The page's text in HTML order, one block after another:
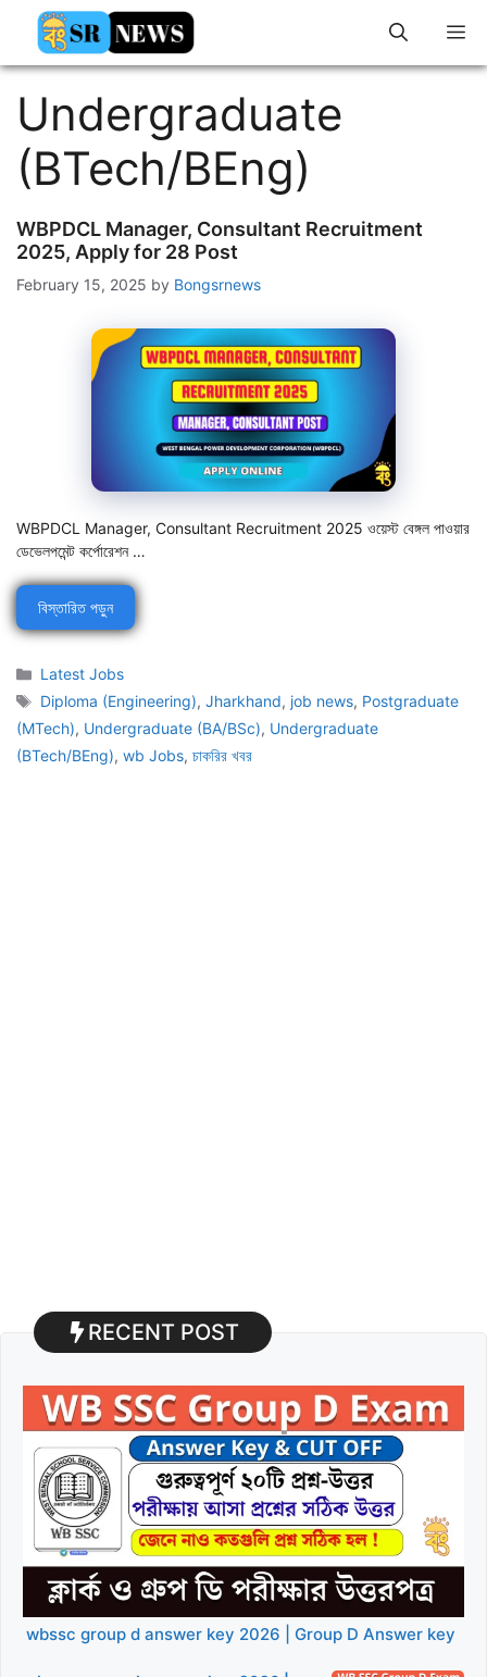
content
Undergraduate
(BTech/BEng)
WBPDCL Manager, Consultant Recruitment
2025, Apply for 28 Post
February 15, 2025 by Bongsrnews
WBPDCL Manager, Consultant Recruitment 2025 ওয়েস্ট বেঙ্গল পাওয়ার
ডেভেলপমেন্ট কর্পোরেশন …
বিস্তারিত পড়ুন
Categories
Latest Jobs
Tags
Diploma (Engineering),Jharkhand, job news, Postgraduate
(MTech), Undergraduate (BA/BSc), Undergraduate
(BTech/BEng), wb Jobs, চাকরির খবর
RECENT POST
wbssc group d answer key 2026 | Group D Answer key